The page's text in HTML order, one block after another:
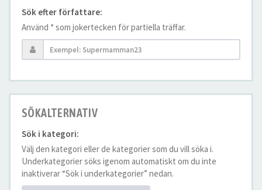
Sök efter författare:
Använd * som jokertecken för partiella träffar.
SÖKALTERNATIV
Sök i kategori:
Välj den kategori eller de kategorier som du vill söka i.
Underkategorier söks igenom automatiskt om du inte
inaktiverar “Sök i underkategorier” nedan.